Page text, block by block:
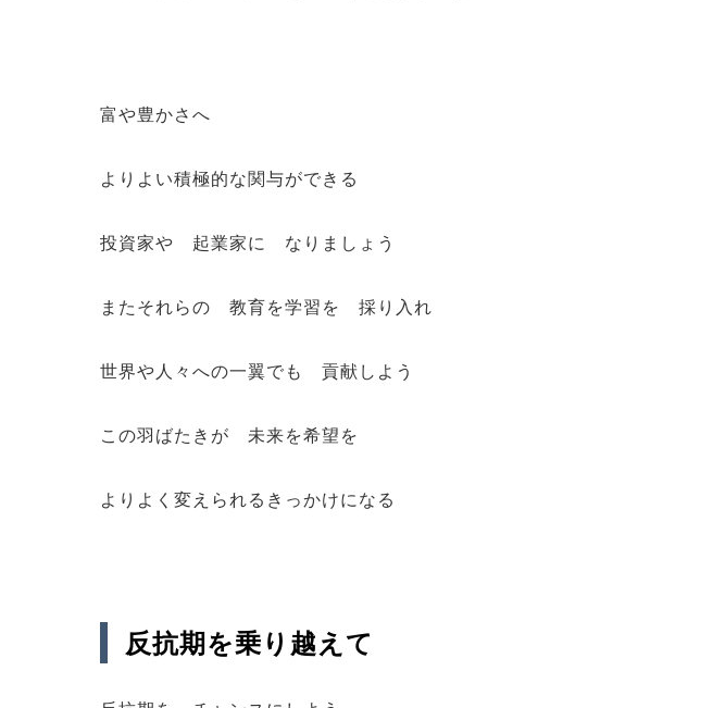
富や豊かさへ
よりよい積極的な関与ができる
投資家や 起業家に なりましょう
またそれらの 教育を学習を 採り入れ
世界や人々への一翼でも 貢献しよう
この羽ばたきが 未来を希望を
よりよく変えられるきっかけになる
反抗期を乗り越えて